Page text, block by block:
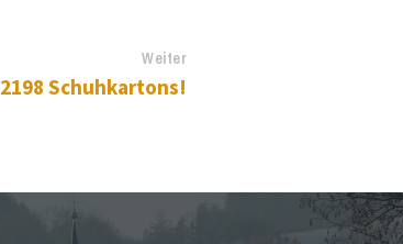
Weiter
2198 Schuhkartons!